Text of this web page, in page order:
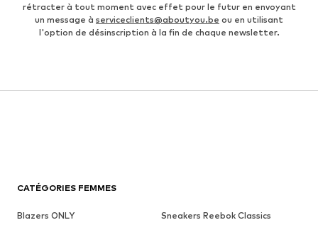
rétracter à tout moment avec effet pour le futur en envoyant
un message à serviceclients@aboutyou.be ou en utilisant
l'option de désinscription à la fin de chaque newsletter.
CATÉGORIES FEMMES
Blazers ONLY
Sneakers Reebok Classics